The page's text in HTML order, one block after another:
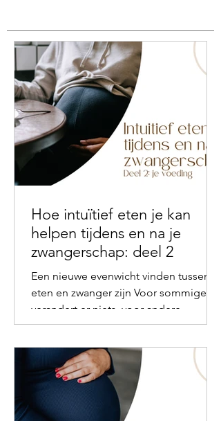
Hoe intuïtief eten je kan
helpen tijdens en na je
zwangerschap: deel 2
Een nieuwe evenwicht vinden tussen
eten en zwanger zijn Voor sommigen
verandert er niets, voor andere
verandert alles: smaak, geur,...